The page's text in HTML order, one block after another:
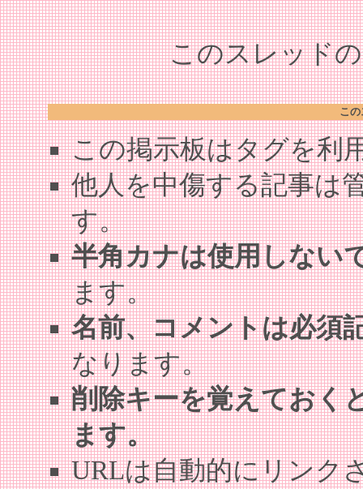
このスレッド
こ
この掲示板はタグを利
他人を中傷する記事は
す。
半角カナは使用しない
ます。
名前、コメントは必須
なります。
削除キーを覚えておく
ます。
URLは自動的にリンク